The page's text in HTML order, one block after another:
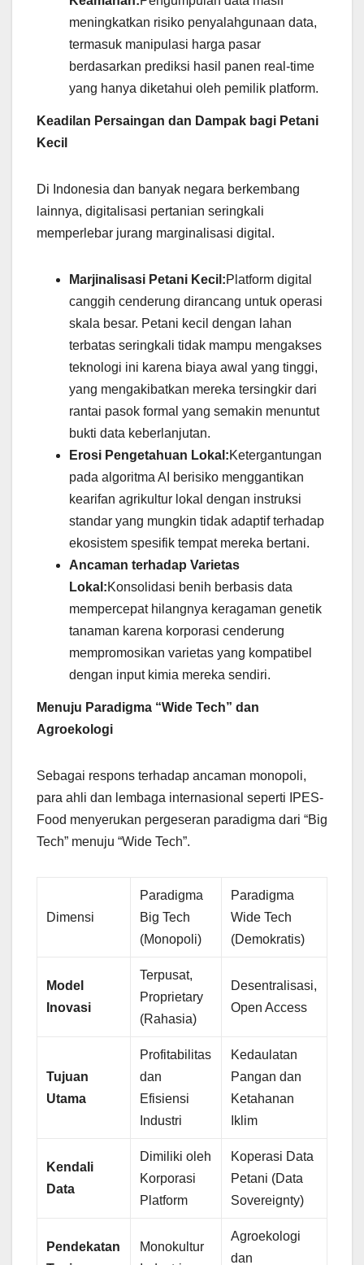
meningkatkan risiko penyalahgunaan data,
termasuk manipulasi harga pasar
berdasarkan prediksi hasil panen real-time
yang hanya diketahui oleh pemilik platform.
Keadilan Persaingan dan Dampak bagi Petani
Kecil
Di Indonesia dan banyak negara berkembang
lainnya, digitalisasi pertanian seringkali
memperlebar jurang marginalisasi digital.
Marjinalisasi Petani Kecil:Platform digital
canggih cenderung dirancang untuk operasi
skala besar. Petani kecil dengan lahan
terbatas seringkali tidak mampu mengakses
teknologi ini karena biaya awal yang tinggi,
yang mengakibatkan mereka tersingkir dari
rantai pasok formal yang semakin menuntut
bukti data keberlanjutan.
Erosi Pengetahuan Lokal:Ketergantungan
pada algoritma AI berisiko menggantikan
kearifan agrikultur lokal dengan instruksi
standar yang mungkin tidak adaptif terhadap
ekosistem spesifik tempat mereka bertani.
Ancaman terhadap Varietas
Lokal:Konsolidasi benih berbasis data
mempercepat hilangnya keragaman genetik
tanaman karena korporasi cenderung
mempromosikan varietas yang kompatibel
dengan input kimia mereka sendiri.
Menuju Paradigma “Wide Tech” dan
Agroekologi
Sebagai respons terhadap ancaman monopoli,
para ahli dan lembaga internasional seperti IPES-
Food menyerukan pergeseran paradigma dari “Big
Tech” menuju “Wide Tech”.
Dimensi
Paradigma
Big Tech
(Monopoli)
Paradigma
Wide Tech
(Demokratis)
Model
Inovasi
Terpusat,
Proprietary
(Rahasia)
Desentralisasi,
Open Access
Tujuan
Utama
Profitabilitas
dan
Efisiensi
Industri
Kedaulatan
Pangan dan
Ketahanan
Iklim
Kendali
Data
Dimiliki oleh
Korporasi
Platform
Koperasi Data
Petani (Data
Sovereignty)
Pendekatan
Monokultur
Agroekologi
dan